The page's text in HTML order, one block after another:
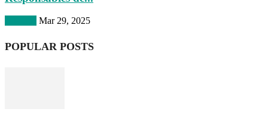
Mar 29, 2025
POPULAR POSTS